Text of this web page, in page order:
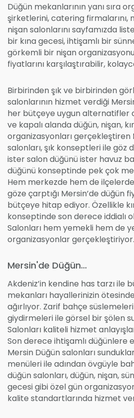
Düğün mekanlarının yanı sıra
şirketlerini, catering firmalarını,
nişan salonlarını sayfamızda
bir kına gecesi, ihtişamlı bir
görkemli bir nişan
fiyatlarını karşılaştırabilir,
Birbirinden şık ve birbirinden
salonlarının hizmet verdiği
her bütçeye uygun alternatifler
ve kapalı alanda düğün, nişan,
organizasyonları gerçekleştiren
salonları, şık konseptleri ile göz
ister salon düğünü ister havuz
düğünü konseptinde pek çok
Hem merkezde hem de
göze çarptığı Mersin’de düğün
bütçeye hitap ediyor. Özellikle
konseptinde son derece iddialı
Salonları hem yemekli hem de
organizasyonlar gerçekleştiriyor.
Mersin'de Düğün...
Akdeniz’in kendine has tarzı ile
mekanları hayallerinizin
ağırlıyor. Zarif bahçe
giydirmeleri ile görsel bir şölen
Salonları kaliteli hizmet
Son derece ihtişamlı düğünlere
Mersin Düğün salonları
menüleri ile adından övgüyle
düğün salonları, düğün, nişan,
gecesi gibi özel gün
kalite standartlarında hizmet